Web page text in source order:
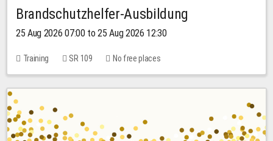
Brandschutzhelfer-Ausbildung
25 Aug 2026 07:00 to 25 Aug 2026 12:30
Training SR 109 No free places